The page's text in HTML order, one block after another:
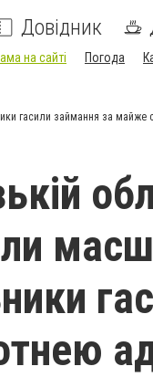
Довідник
на сайті Погода
гасили займання за майже